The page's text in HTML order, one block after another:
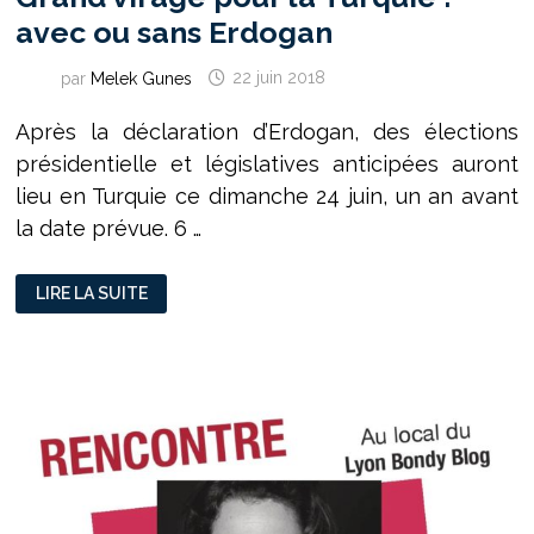
avec ou sans Erdogan
par Melek Gunes 22 juin 2018
Après la déclaration d’Erdogan, des élections
présidentielle et législatives anticipées auront
lieu en Turquie ce dimanche 24 juin, un an avant
la date prévue. 6 …
GRAND
VIRAGE
POUR
ERDOGAN
LIRE LA SUITE